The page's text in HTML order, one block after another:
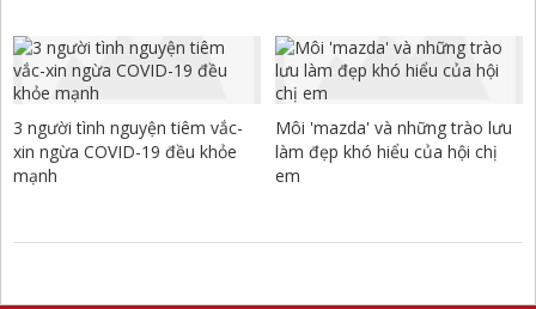
3 người tình nguyện tiêm vắc-
xin ngừa COVID-19 đều khỏe
mạnh
Môi 'mazda' và những trào lưu
làm đẹp khó hiểu của hội chị
em